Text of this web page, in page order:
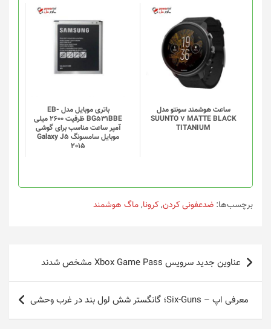
محصول
انتخاب
شوند
ساعت هوشمند سونتو مدل
SUUNTO 7 MATTE BLACK
TITANIUM
باتری موبایل مدل EB-
BG531BBE ظرفیت 2600 میلی
آمپر ساعت مناسب برای گوشی
موبایل سامسونگ Galaxy J5
2015
برچسب‌ها: ضدعفونی کردن,کرونا,ماگ هوشمند
راهبری
نوشتهعناوین جدید سرویس Xbox Game Pass مشخص شدند
معرفی اپ – Six-Guns؛ گانگستر شش لول بند در غرب وحشی